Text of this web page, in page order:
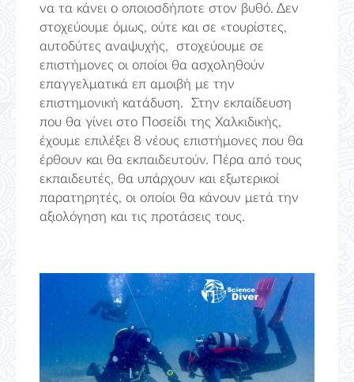
να τα κάνει ο οποιοσδήποτε στον βυθό. Δεν
στοχεύουμε όμως, ούτε και σε «τουρίστες,
αυτοδύτες αναψυχής, στοχεύουμε σε
επιστήμονες οι οποίοι θα ασχοληθούν
επαγγελματικά επ αμοιβή με την
επιστημονική κατάδυση. Στην εκπαίδευση
που θα γίνει στο Ποσείδι της Χαλκιδικής,
έχουμε επιλέξει 8 νέους επιστήμονες που θα
έρθουν και θα εκπαιδευτούν. Πέρα από τους
εκπαιδευτές, θα υπάρχουν και εξωτερικοί
παρατηρητές, οι οποίοι θα κάνουν μετά την
αξιολόγηση και τις προτάσεις τους.